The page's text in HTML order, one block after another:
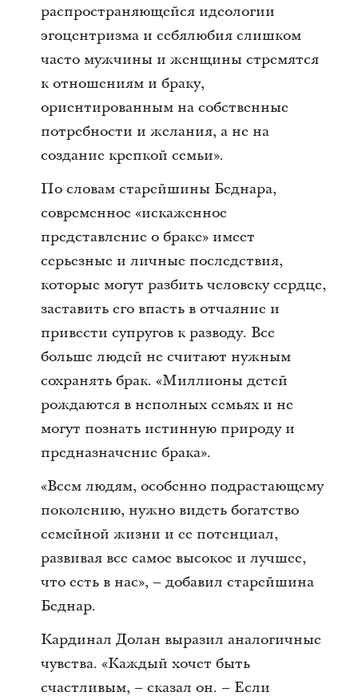
распространяющейся идеологии
эгоцентризма и себялюбия слишком
часто мужчины и женщины стремятся
к отношениям и браку,
ориентированным на собственные
потребности и желания, а не на
создание крепкой семьи».
По словам старейшины Беднара,
современное «искаженное
представление о браке» имеет
серьезные и личные последствия,
которые могут разбить человеку сердце,
заставить его впасть в отчаяние и
привести супругов к разводу. Все
больше людей не считают нужным
сохранять брак. «Миллионы детей
рождаются в неполных семьях и не
могут познать истинную природу и
предназначение брака».
«Всем людям, особенно подрастающему
поколению, нужно видеть богатство
семейной жизни и ее потенциал,
развивая все самое высокое и лучшее,
что есть в нас», – добавил старейшина
Беднар.
Кардинал Долан выразил аналогичные
чувства. «Каждый хочет быть
счастливым, – сказал он. – Если